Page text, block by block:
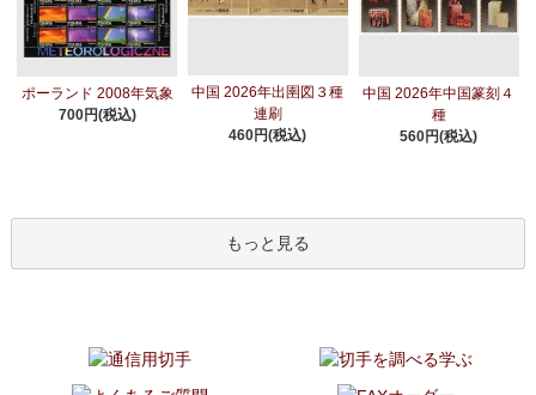
ポーランド 2008年気象
700円(税込)
中国 2026年出圉図３種
連刷
460円(税込)
中国 2026年中国篆刻４
種
560円(税込)
もっと見る